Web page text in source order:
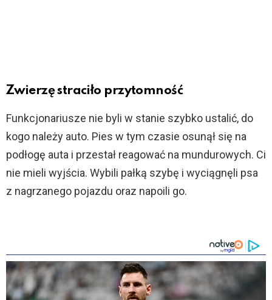
Zwierzę straciło przytomność
Funkcjonariusze nie byli w stanie szybko ustalić, do
kogo należy auto. Pies w tym czasie osunął się na
podłogę auta i przestał reagować na mundurowych. Ci
nie mieli wyjścia. Wybili pałką szybę i wyciągnęli psa
z nagrzanego pojazdu oraz napoili go.